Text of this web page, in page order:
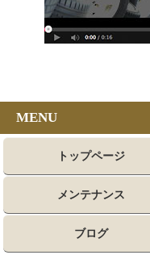
MENU
トップページ
メンテナンス
ブログ